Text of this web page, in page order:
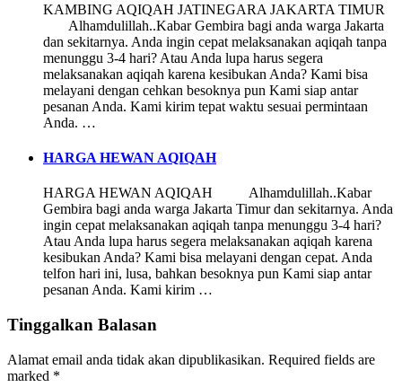
KAMBING AQIQAH JATINEGARA JAKARTA TIMUR
Alhamdulillah..Kabar Gembira bagi anda warga Jakarta
dan sekitarnya. Anda ingin cepat melaksanakan aqiqah tanpa
menunggu 3-4 hari? Atau Anda lupa harus segera
melaksanakan aqiqah karena kesibukan Anda? Kami bisa
melayani dengan cehkan besoknya pun Kami siap antar
pesanan Anda. Kami kirim tepat waktu sesuai permintaan
Anda. …
HARGA HEWAN AQIQAH
HARGA HEWAN AQIQAH Alhamdulillah..Kabar
Gembira bagi anda warga Jakarta Timur dan sekitarnya. Anda
ingin cepat melaksanakan aqiqah tanpa menunggu 3-4 hari?
Atau Anda lupa harus segera melaksanakan aqiqah karena
kesibukan Anda? Kami bisa melayani dengan cepat. Anda
telfon hari ini, lusa, bahkan besoknya pun Kami siap antar
pesanan Anda. Kami kirim …
Tinggalkan Balasan
Alamat email anda tidak akan dipublikasikan. Required fields are
marked *